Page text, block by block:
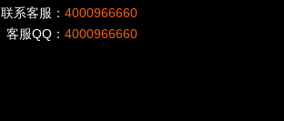
联系客服： 4000966660
客服QQ： 4000966660